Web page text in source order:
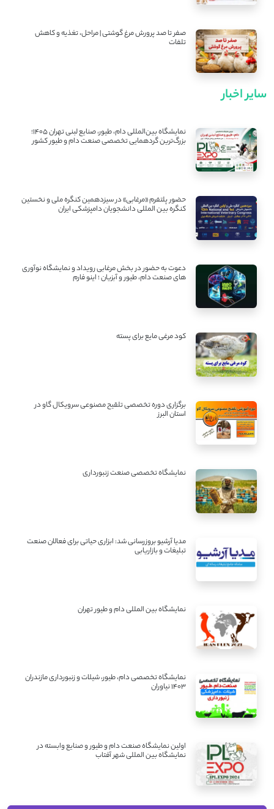
صفر تا صد پرورش مرغ گوشتی | مراحل، تغذیه و کاهش
تلفات
سایر اخبار
نمایشگاه بین‌المللی دام، طیور، صنایع لبنی تهران ۱۴۰۵؛
بزرگ‌ترین گردهمایی تخصصی صنعت دام و طیور کشور
حضور پلتفرم «مرغابی» در سیزدهمین کنگره ملی و نخستین
کنگره بین ‌المللی دانشجویان دامپزشکی ایران
دعوت به حضور در بخش مرغابی رویداد و نمایشگاه نوآوری
های صنعت دام، طیور و آبزیان ؛ اینو فارم
کود مرغی مایع برای پسته
برگزاری دوره تخصصی تلقیح مصنوعی سرویکال گاو در
استان البرز
نمایشگاه تخصصی صنعت زنبورداری
مدیا آرشیو بروزرسانی شد: ابزاری حیاتی برای فعالان صنعت
تبلیغات و بازاریابی
نمایشگاه بین المللی دام و طیور تهران
نمایشگاه تخصصی دام، طیور، شیلات و زنبورداری مازندران
1403 نیاوران
اولین نمایشگاه صنعت دام و طیور و صنایع وابسته در
نمایشگاه بین المللی شهر آفتاب